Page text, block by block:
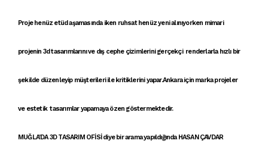
Projehenüz etüdaşamasında iken ruhsathenüz yeni alınıyorken mimari
projenin 3d tasarımlarını ve dış cephe çizimlerinigerçekçi renderlarlahızlı bir
şekildedüzenleyip müşterileri ilekritiklerini yapar.Ankaraiçin marka projeler
ve estetik tasarımlaryapamaya özen göstermektedir.
MUĞLA'DA 3D TASARIM OFİSİdiye bir arama yapıldığındaHASAN ÇAVDAR